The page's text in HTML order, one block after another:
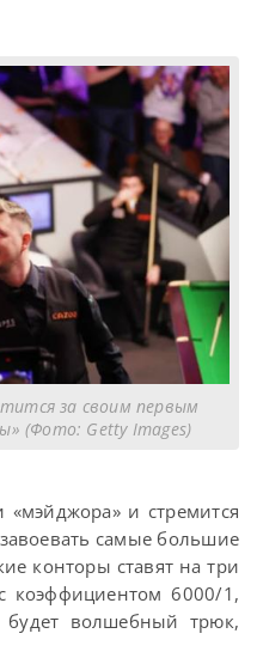
за своим первым
(Фото: Getty Images)
и стремится
самые большие
конторы ставят на три
коэффициентом 6000/1,
будет волшебный трюк,